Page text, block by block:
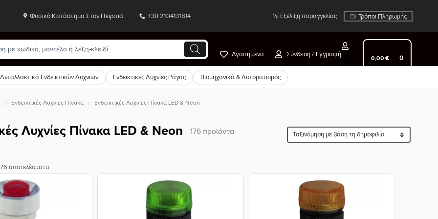
Φυσικό Κατάστημα Στον Πειραιά +30 2104131814 Εξέλιξη παραγγελίας Τρόποι Πληρωμής
Αγαπημένα Σύνδεση / Εγγραφή
0,00€ 0
Ανταλλακτικά Ενδεικτικών Λυχνιών Ενδεικτικές Λυχνίες Ράγας Βιομηχανικά & Αυτοματισμός
Λυχνίες Πίνακα LED & Neon 176 προϊόντα
Ενδεικτικές Λυχνίες Πίνακα Ενδεικτικές Λυχνίες Πίνακα LED & Neon
αποτελέσματα